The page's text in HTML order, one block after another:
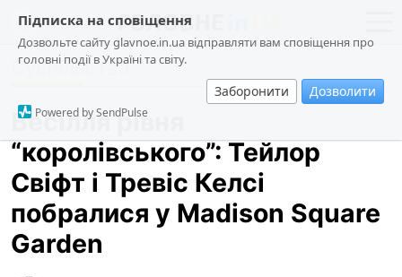
Підписка на сповіщення
Дозвольте сайту glavnoe.in.ua відправляти вам сповіщення про
головні події в Україні та світу.
Заборонити Дозволити
Powered by SendPulse
новини
про проєкт
суспільство
події
кримінал
техно
Суспільство
Весілля рівня
“королівського”: Тейлор
Свіфт і Тревіс Келсі
побралися у Madison Square
Garden